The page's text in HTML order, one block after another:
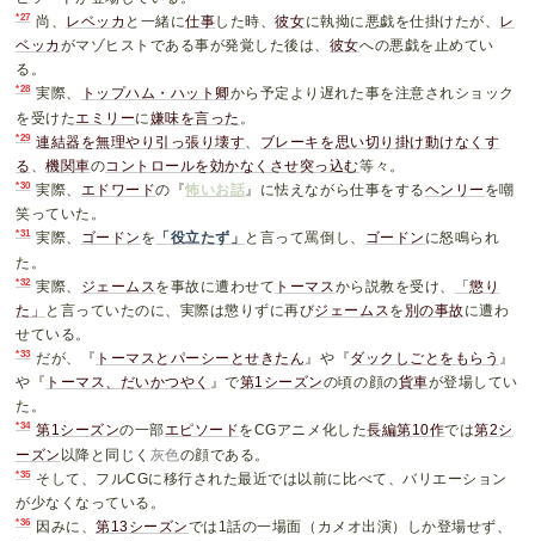
*27 尚、 レベッカ と一緒に仕事した時、彼女に執拗に悪戯を仕掛けたが、 レ
ベッカ がマゾヒストである事が発覚した後は、 彼女への悪戯を止めてい
る。
*28 実際、 トップハム・ハット卿から予定より遅れた事を注意されショック
を受けたエミリーに嫌味を言った 。
*29 連結器を無理やり引っ張り壊す
ブレーキを思い切り掛け動けなくす
る
、機関車のコントロールを効かなくさせ突っ込む等々。
*30 実際、 エドワードの『怖いお話 』に怯えながら仕事をするヘンリー を嘲
笑っていた。
*31 実際、 ゴードン を 「役立たず」 と言って罵倒し、 ゴードン に怒鳴られ
た。
*32 実際、 ジェームス を事故に遭わせて トーマス から説教を受け、
「懲り
た」
と言っていたのに、実際は懲りずに再びジェームス を 別の事故に遭わ
せている。
*33 だが、『 トーマスとパーシーとせきたん 』や『ダックしごとをもらう 』
や『 トーマス、だいかつやく 』で第1シーズンの頃の顔の貨車が登場してい
た。
*34 第1シーズンの一部エピソードをCGアニメ化した長編第10作では第2シ
ーズン 以降と同じく 灰色 の顔である。
*35 そして、フルCGに移行された最近では以前に比べて、バリエーション
が少なくなっている。
*36 因みに、第13シーズンでは1話の一場面（カメオ出演）しか登場せず、